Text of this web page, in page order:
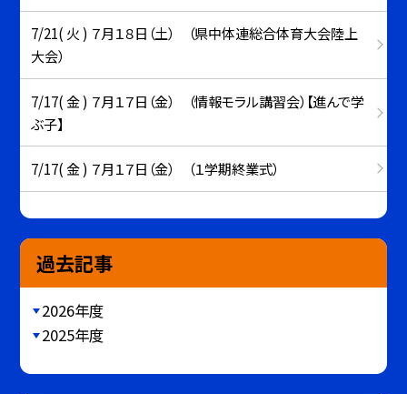
7/21( 火 ) ７月１８日（土） （県中体連総合体育大会陸上
大会）
7/17( 金 ) ７月１７日（金） （情報モラル講習会）【進んで学
ぶ子】
7/17( 金 ) ７月１７日（金） （１学期終業式）
過去記事
2026年度
2025年度